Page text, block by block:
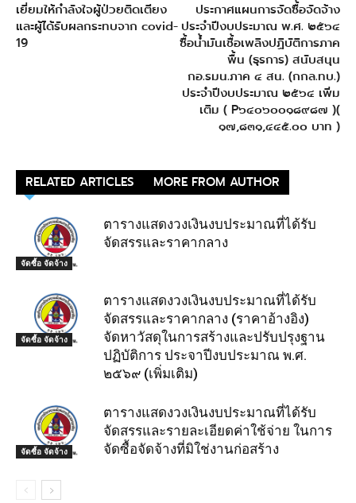
เยี่ยมให้กำลังใจผู้ป่วยติดเตียง
และผู้ได้รับผลกระทบจาก covid-
19
ประกาศแผนการจัดซื้อจัดจ้าง
ประจำปีงบประมาณ พ.ศ. ๒๕๖๔
ซื้อน้ำมันเชื้อเพลิงปฏิบัติการภาค
พื้น (ธุรการ) สนับสนุน
กอ.รมน.ภาค ๔ สน. (กกล.ทบ.)
ประจำปีงบประมาณ ๒๕๖๔ เพิ่ม
เติม ( P๖๔๐๖๐๐๑๘๙๘๗ )(
๑๗,๘๓๑,๔๔๕.๐๐ บาท )
RELATED ARTICLES MORE FROM AUTHOR
จัดซื้อ จัดจ้าง
ตารางแสดงวงเงินงบประมาณที่ได้รับ
จัดสรรและราคากลาง
จัดซื้อ จัดจ้าง
ตารางแสดงวงเงินงบประมาณที่ได้รับ
จัดสรรและราคากลาง (ราคาอ้างอิง)
จัดหาวัสดุในการสร้างและปรับปรุงฐาน
ปฏิบัติการ ประจาปีงบประมาณ พ.ศ.
๒๕๖๙ (เพิ่มเติม)
จัดซื้อ จัดจ้าง
ตารางแสดงวงเงินงบประมาณที่ได้รับ
จัดสรรและรายละเอียดค่าใช้จ่าย ในการ
จัดซื้อจัดจ้างที่มิใช่งานก่อสร้าง